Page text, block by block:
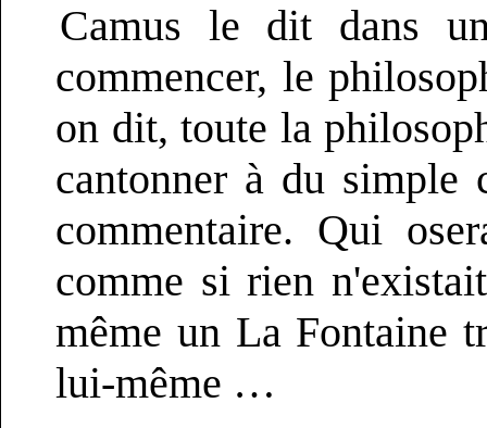
Camus le dit dans
commencer, le
on dit, toute la
cantonner à du simple
commentaire. Qui
comme si rien
même un La Fontaine
lui-même …